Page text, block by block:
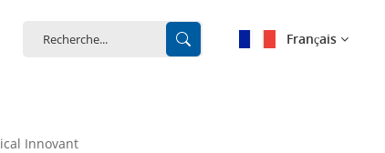
Français
Innovant